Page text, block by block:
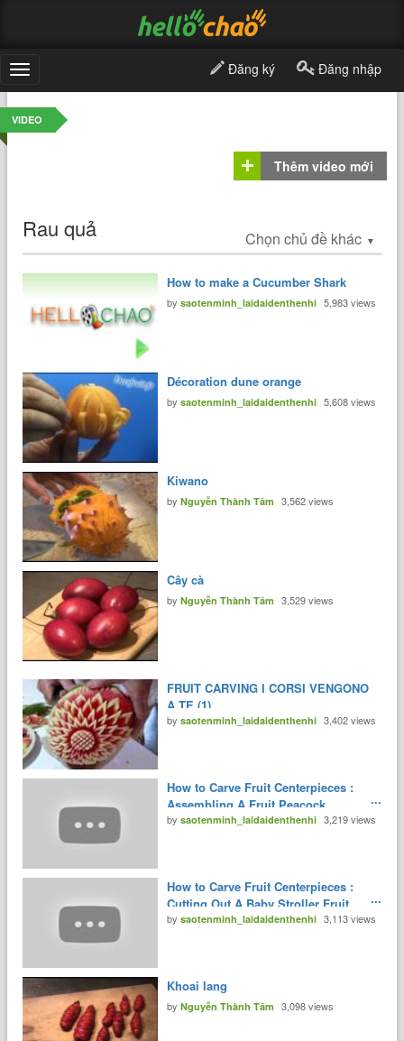
Toggle
navigation
Đăng ký Đăng nhập
VIDEO
Thêm video mới
Rau quả Chọn chủ đề khác ▼
How to make a Cucumber Shark
bysaotenminh_laidaidenthenhi 5,983 views
Décoration dune orange
bysaotenminh_laidaidenthenhi 5,608 views
Kiwano
byNguyễn Thành Tâm 3,562 views
Cây cà
byNguyễn Thành Tâm 3,529 views
FRUIT CARVING I CORSI VENGONO
A TE (1)
bysaotenminh_laidaidenthenhi 3,402 views
How to Carve Fruit Centerpieces :
Assembling A Fruit Peacock
Centerpiece
bysaotenminh_laidaidenthenhi 3,219 views
How to Carve Fruit Centerpieces :
Cutting Out A Baby Stroller Fruit
Centerpiece
bysaotenminh_laidaidenthenhi 3,113 views
Khoai lang
byNguyễn Thành Tâm 3,098 views